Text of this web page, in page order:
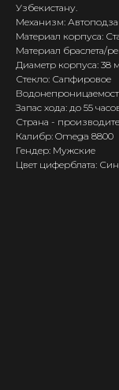
Узбекистану.
Механизм:
Материал корпуса:
Материал браслета/
Диаметр корпуса: 38
Стекло: Сапфировое
Запас хода: до 55
Страна -
Калибр: Omega 8800
Гендер: Мужские
Цвет циферблата: